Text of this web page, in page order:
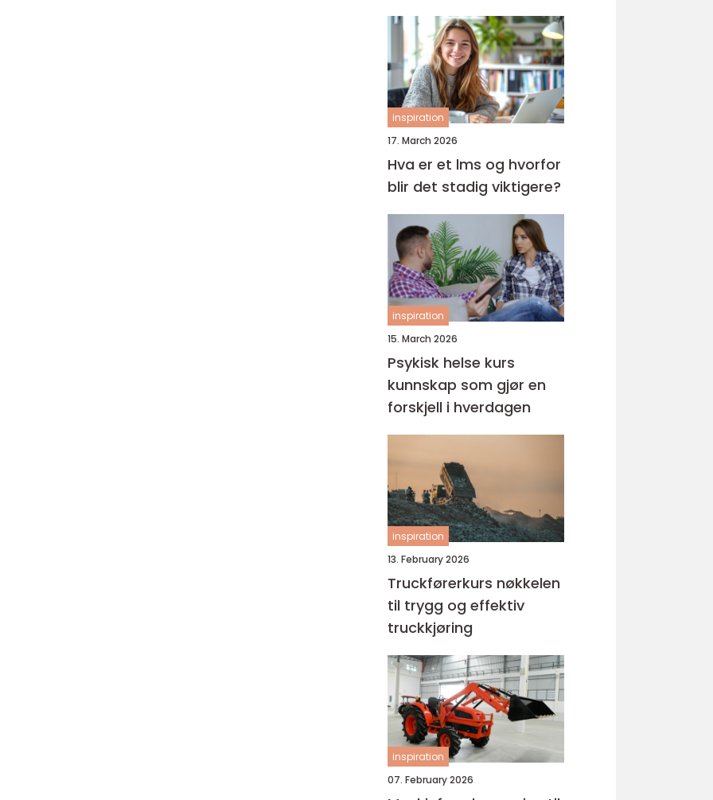
yrke
inspiration
17. March 2026
Hva er et lms og hvorfor
blir det stadig viktigere?
inspiration
15. March 2026
Psykisk helse kurs
kunnskap som gjør en
forskjell i hverdagen
inspiration
13. February 2026
Truckførerkurs nøkkelen
til trygg og effektiv
truckkjøring
inspiration
07. February 2026